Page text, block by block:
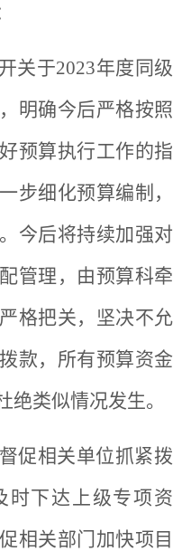
关于2023年度同级
明确今后严格按照
预算执行工作的指
步细化预算编制，
今后将持续加强对
管理，由预算科牵
格把关，坚决不允
款，所有预算资金
绝类似情况发生。
促相关单位抓紧拨
时下达上级专项资
相关部门加快项目